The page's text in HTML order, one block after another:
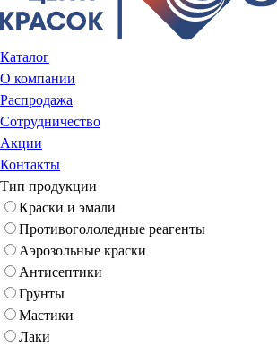
Каталог
О компании
Распродажа
Сотрудничество
Акции
Контакты
Тип продукции
Краски и эмали
Противогололедные реагенты
Аэрозольные краски
Антисептики
Грунты
Мастики
Лаки